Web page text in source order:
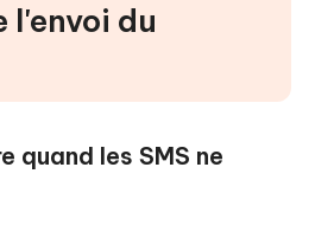
l'envoi du
quand les SMS ne